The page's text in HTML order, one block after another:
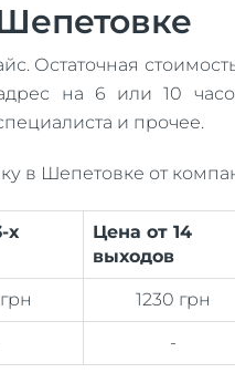
Остаточная
на 6 или 10
и прочее.
в Шепетовке от
х
Цена от 14
выходов
1230 грн
-